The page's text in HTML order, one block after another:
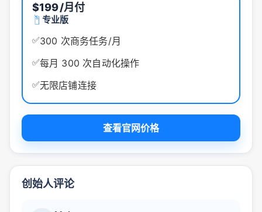
$199/月付
专业版
✅300 次商务任务/月
✅每月 300 次自动化操作
✅无限店铺连接
查看官网价格
创始人评论